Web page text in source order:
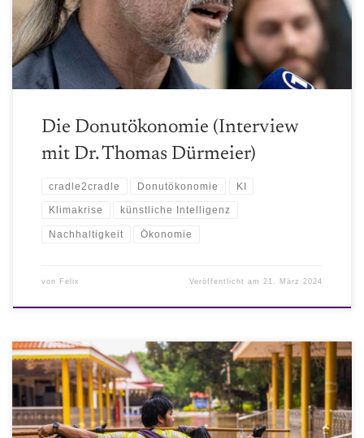
der künstlichen Intelligenz
Die Donutökonomie (Interview
mit Dr. Thomas Dürmeier)
cradle2cradle Donutökonomie KI
Klimakrise künstliche Intelligenz
Nachhaltigkeit Ökonomie
von Felix Veröffentlicht am21. März 2024
Als wir letzte Woche unsere aktuelle Folge aufgenommen haben,
wussten wir noch nicht, wie relevant das Thema diese Woche sein
würde. Hört gerne mal rein um etwas mehr auf die Hintergründe